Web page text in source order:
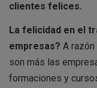
clientes felices.
La felicidad en el
empresas? A
son más las
formaciones y